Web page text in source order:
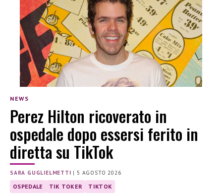
NEWS
Perez Hilton ricoverato in
ospedale dopo essersi ferito in
diretta su TikTok
SARA GUGLIELMETTI | 5 AGOSTO 2026
OSPEDALE TIK TOKER TIKTOK